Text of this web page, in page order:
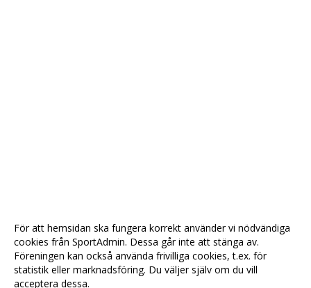
För att hemsidan ska fungera korrekt använder vi nödvändiga
cookies från SportAdmin. Dessa går inte att stänga av.
Föreningen kan också använda frivilliga cookies, t.ex. för
statistik eller marknadsföring. Du väljer själv om du vill
acceptera dessa.